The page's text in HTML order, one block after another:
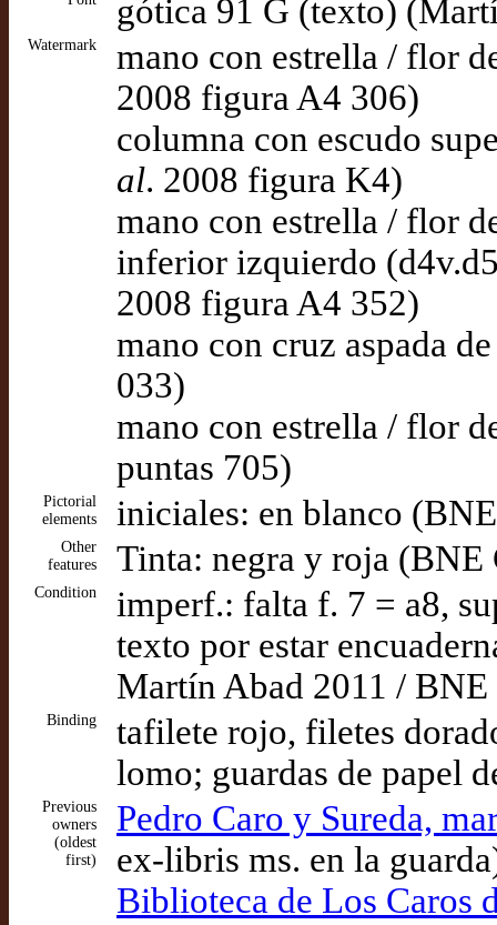
gótica 91 G (texto)
Watermark
mano con estrella / flor
2008 figura A4 306)
columna con escudo
al. 2008 figura K4)
mano con estrella / flor
inferior izquierdo
2008 figura A4 352)
mano con cruz aspada
033)
mano con estrella / flor
puntas 705)
Pictorial
elements
iniciales: en blanco
Other
features
Tinta: negra y roja (BNE
Condition
imperf.: falta f. 7 = a8,
texto por estar
Martín Abad 2011 / BNE
Binding
tafilete rojo, filetes
lomo; guardas de papel
Previous
owners
(oldest
first)
Pedro Caro y Sureda,
ex-libris ms. en la
Biblioteca de Los Caros